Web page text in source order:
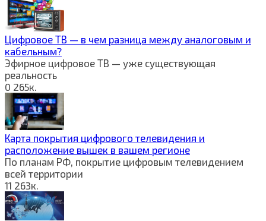
Цифровое ТВ — в чем разница между аналоговым и
кабельным?
Эфирное цифровое ТВ — уже существующая
реальность
0 265к.
Карта покрытия цифрового телевидения и
расположение вышек в вашем регионе
По планам РФ, покрытие цифровым телевидением
всей территории
11 263к.